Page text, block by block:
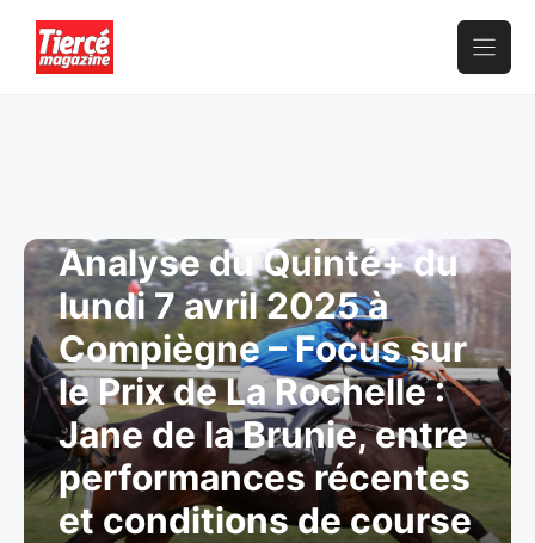
contenu
Analyse du Quinté+ du
lundi 7 avril 2025 à
Compiègne – Focus sur
le Prix de La Rochelle :
Jane de la Brunie, entre
performances récentes
et conditions de course